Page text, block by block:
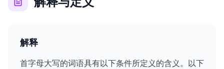
解释
首字母大写的词语具有以下条件所定义的含义。以下